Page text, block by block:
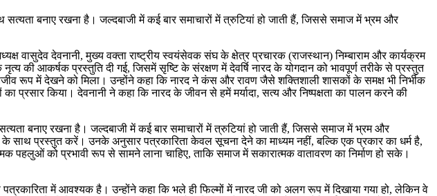
बनाए रखना है। जल्दबाजी में कई बार समाचारों में त्रुटियां हो जाती हैं, जिससे समाज में भ्रम और
वासुदेव देवनानी, मुख्य वक्ता राष्ट्रीय स्वयंसेवक संघ के क्षेत्र प्रचारक (राजस्थान) निम्बाराम और कार्यक्रम
की आकर्षक प्रस्तुति दी गई, जिसमें सृष्टि के संरक्षण में देवर्षि नारद के योगदान को भावपूर्ण तरीके से प्रस्तुत
रूप में देखने को मिला। उन्होंने कहा कि नारद ने कंस और रावण जैसे शक्तिशाली शासकों के समक्ष भी निर्भीक
प्रसार किया। देवनानी ने कहा कि नारद के जीवन से हमें मर्यादा, सत्य और निष्पक्षता का पालन करने की
बनाए रखना है। जल्दबाजी में कई बार समाचारों में त्रुटियां हो जाती हैं, जिससे समाज में भ्रम और
साथ प्रस्तुत करें। उनके अनुसार पत्रकारिता केवल सूचना देने का माध्यम नहीं, बल्कि एक प्रकार का धर्म है,
पहलुओं को प्रभावी रूप से सामने लाना चाहिए, ताकि समाज में सकारात्मक वातावरण का निर्माण हो सके।
में आवश्यक है। उन्होंने कहा कि भले ही फिल्मों में नारद जी को अलग रूप में दिखाया गया हो, लेकिन वे